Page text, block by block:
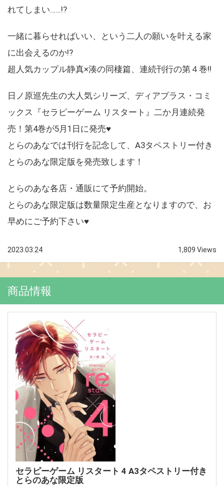
れてしまい……!?
一緒に暮らせればいい、という二人の願いを叶える家
に出会えるのか!?
超人気カップル静真×湊の同棲篇、連続刊行の第４巻!!
日ノ原巡先生の大人気シリーズ、ディアプラス・コミ
ックス『セラピーゲーム リスタート』二か月連続発
売！第4巻が5月1日に発売♥
とらのあなでは刊行を記念して、A3タペストリー付き
とらのあな限定版を発売致します！
とらのあな各店・通販にて予約開始。
とらのあな限定版は数量限定生産となりますので、お
早めにご予約下さい♥
2023.03.24 1,809 Views
商品情報
セラピーゲーム リスタート 4 A3タペストリー付き
とらのあな限定版